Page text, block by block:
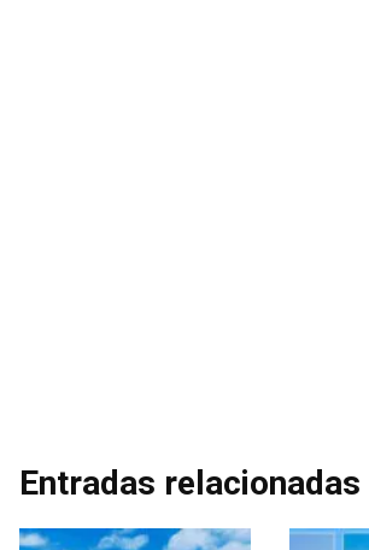
Entradas relacionadas